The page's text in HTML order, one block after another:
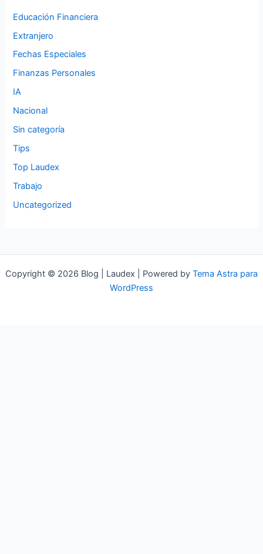
Educación Financiera
Extranjero
Fechas Especiales
Finanzas Personales
IA
Nacional
Sin categoría
Tips
Top Laudex
Trabajo
Uncategorized
Copyright © 2026 Blog | Laudex | Powered by Tema Astra para
WordPress